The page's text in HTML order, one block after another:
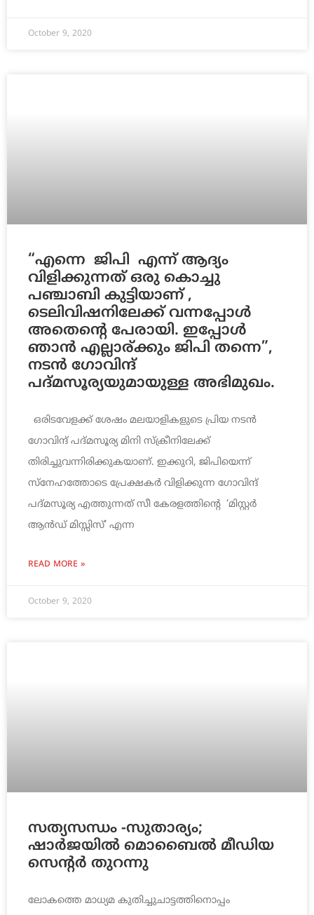
October 9, 2020
“എന്നെ ജിപി എന്ന് ആദ്യം
വിളിക്കുന്നത് ഒരു കൊച്ചു
പഞ്ചാബി കുട്ടിയാണ് ,
ടെലിവിഷനിലേക്ക് വന്നപ്പോൾ
അതെന്റെ പേരായി. ഇപ്പോൾ
ഞാൻ എല്ലാര്ക്കും ജിപി തന്നെ”,
നടൻ ഗോവിന്ദ്
പദ്മസൂര്യയുമായുള്ള അഭിമുഖം.
ഒരിടവേളക്ക് ശേഷം മലയാളികളുടെ പ്രിയ നടൻ
ഗോവിന്ദ് പദ്മസൂര്യ മിനി സ്‌ക്രീനിലേക്ക്
തിരിച്ചുവന്നിരിക്കുകയാണ്. ഇക്കുറി, ജിപിയെന്ന്
സ്നേഹത്തോടെ പ്രേക്ഷകർ വിളിക്കുന്ന ഗോവിന്ദ്
പദ്മസൂര്യ എത്തുന്നത് സീ കേരളത്തിന്റെ ‘മിസ്റ്റർ
ആൻഡ് മിസ്സിസ്’ എന്ന
READ MORE »
October 9, 2020
സത്യസന്ധം -സുതാര്യം;
ഷാര്‍ജയില്‍ മൊബൈല്‍ മീഡിയ
സെന്റര്‍ തുറന്നു
ലോകത്തെ മാധ്യമ കുതിച്ചുചാട്ടത്തിനൊപ്പം